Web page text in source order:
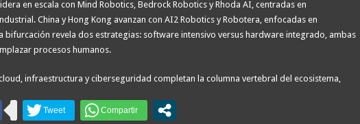
en escala con Mind Robotics, Bedrock Robotics y Rhoda AI, centradas en
China y Hong Kong avanzan con AI2 Robotics y Robotera, enfocadas en
bifurcación revela dos estrategias: software intensivo versus hardware integrado, ambas
procesos humanos.
infraestructura y ciberseguridad completan la columna vertebral del ecosistema,